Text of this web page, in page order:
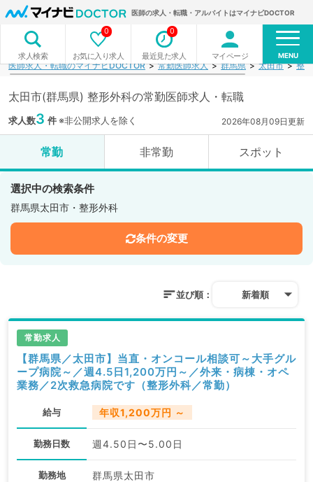
医師の求人・転職・アルバイトはマイナビDOCTOR
求人検索 お気に入り求人
0
最近見た求人
0
マイページ MENU
医師求人・転職のマイナビDOCTOR 常勤医師求人 群馬県 太田市 整
太田市(群馬県) 整形外科の常勤医師求人・転職
求人数3 件※非公開求人を除く 2026年08月09日更新
常勤 非常勤 スポット
選択中の検索条件
群馬県太田市・整形外科
条件の変更
並び順： 新着順
常勤求人
【群馬県／太田市】当直・オンコール相談可～大手グル
ープ病院～／週4.5日1,200万円～／外来・病棟・オペ
業務／2次救急病院です（整形外科／常勤）
給与 年収1,200万円 ～
勤務日数 週4.50日〜5.00日
勤務地 群馬県太田市